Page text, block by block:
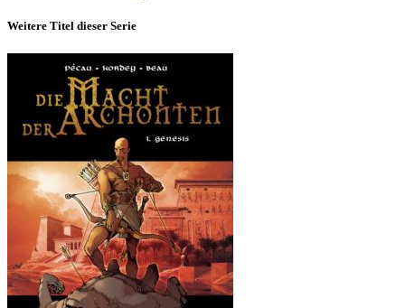
Weitere Titel dieser Serie